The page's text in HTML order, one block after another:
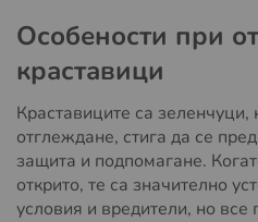
Особености при
краставици
Краставиците са зеленчуци,
отглеждане, стига да се
защита и подпомагане.
открито, те са значително
условия и вредители, но все